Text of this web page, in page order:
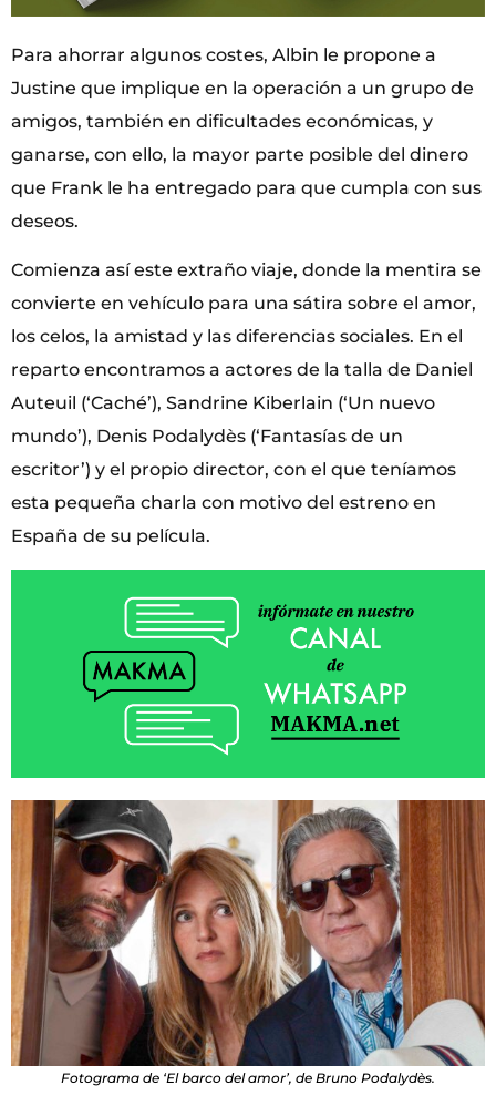
Para ahorrar algunos costes, Albin le propone a
Justine que implique en la operación a un grupo de
amigos, también en dificultades económicas, y
ganarse, con ello, la mayor parte posible del dinero
que Frank le ha entregado para que cumpla con sus
deseos.
Comienza así este extraño viaje, donde la mentira se
convierte en vehículo para una sátira sobre el amor,
los celos, la amistad y las diferencias sociales. En el
reparto encontramos a actores de la talla de Daniel
Auteuil (‘Caché’), Sandrine Kiberlain (‘Un nuevo
mundo’), Denis Podalydès (‘Fantasías de un
escritor’) y el propio director, con el que teníamos
esta pequeña charla con motivo del estreno en
España de su película.
Fotograma de ‘El barco del amor’, de Bruno Podalydès.